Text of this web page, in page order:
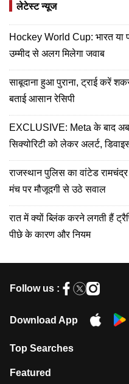
लेटेस्ट न्यूज
Hockey World Cup: भारत या
उम्मीद से अलग मिलेगा जवाब
साबूदाना हुआ पुराना, ट्राई करें
बताई आसान रेसिपी
EXCLUSIVE: Meta के बाद अब
सिक्योरिटी को लेकर अलर्ट,
राजस्थान पुलिस का वांटेड
मंच पर मौजूदगी से उठे सवाल
रात में क्यों ब्लिंक करने लगती हैं
पीछे के कारण और नियम
Follow us :
Download App
Top Searches
मुंबई में लगे 'जेन जी' के पोस्टर, लिखा- 'मैं
Featured